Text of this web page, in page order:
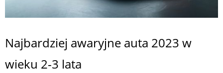
Najbardziej awaryjne auta 2023 w
wieku 2-3 lata